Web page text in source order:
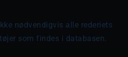
nødvendigvis alle rederiets
som findes i databasen.